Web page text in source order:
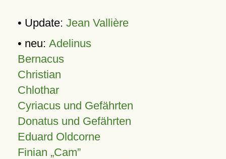
• Update: Jean Vallière
• neu: Adelinus
Bernacus
Christian
Chlothar
Cyriacus und Gefährten
Donatus und Gefährten
Eduard Oldcorne
Finian Cam